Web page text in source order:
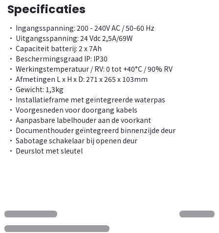
Specificaties
• Ingangsspanning: 200 - 240V AC / 50-60 Hz
• Uitgangsspanning: 24 Vdc 2,5A/69W
• Capaciteit batterij: 2 x 7Ah
• Beschermingsgraad IP: IP30
• Werkingstemperatuur / RV: 0 tot +40°C / 90% RV
• Afmetingen L x H x D: 271 x 265 x 103mm
• Gewicht: 1,3kg
• Installatieframe met geïntegreerde waterpas
• Voorgesneden voor doorgang kabels
• Aanpasbare labelhouder aan de voorkant
• Documenthouder geïntegreerd binnenzijde deur
• Sabotage schakelaar bij openen deur
• Deurslot met sleutel